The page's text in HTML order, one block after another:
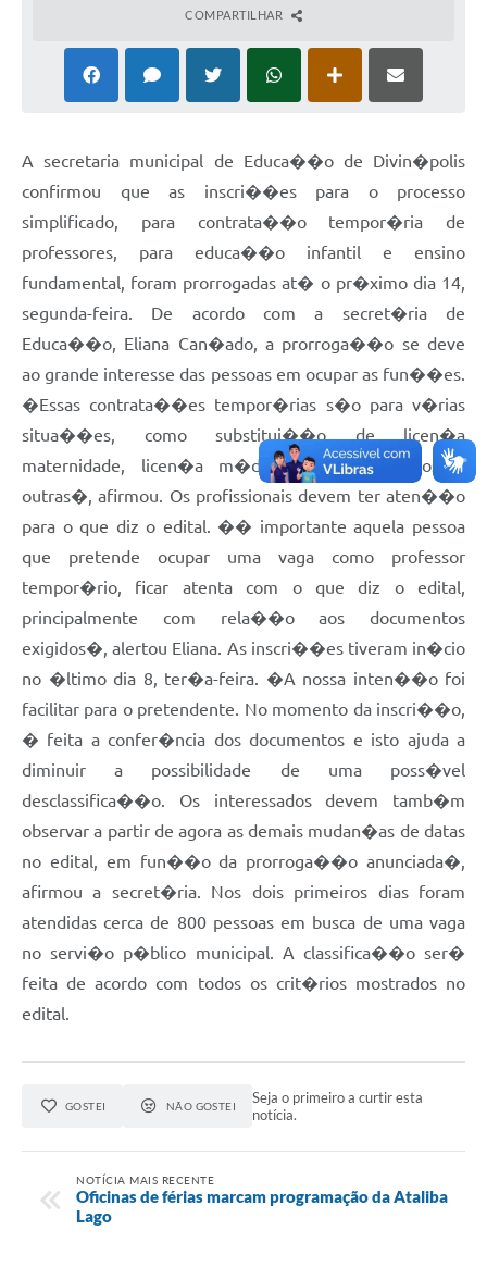
COMPARTILHAR
A secretaria municipal de Educa��o de Divin�polis
confirmou que as inscri��es para o processo
simplificado, para contrata��o tempor�ria de
professores, para educa��o infantil e ensino
fundamental, foram prorrogadas at� o pr�ximo dia 14,
segunda-feira. De acordo com a secret�ria de
Educa��o, Eliana Can�ado, a prorroga��o se deve
ao grande interesse das pessoas em ocupar as fun��es.
�Essas contrata��es tempor�rias s�o para v�rias
situa��es, como substitui��o de licen�a
maternidade, licen�a m�dica, f�rias pr�mios e
outras�, afirmou. Os profissionais devem ter aten��o
para o que diz o edital. �� importante aquela pessoa
que pretende ocupar uma vaga como professor
tempor�rio, ficar atenta com o que diz o edital,
principalmente com rela��o aos documentos
exigidos�, alertou Eliana. As inscri��es tiveram in�cio
no �ltimo dia 8, ter�a-feira. �A nossa inten��o foi
facilitar para o pretendente. No momento da inscri��o,
� feita a confer�ncia dos documentos e isto ajuda a
diminuir a possibilidade de uma poss�vel
desclassifica��o. Os interessados devem tamb�m
observar a partir de agora as demais mudan�as de datas
no edital, em fun��o da prorroga��o anunciada�,
afirmou a secret�ria. Nos dois primeiros dias foram
atendidas cerca de 800 pessoas em busca de uma vaga
no servi�o p�blico municipal. A classifica��o ser�
feita de acordo com todos os crit�rios mostrados no
edital.
GOSTEI NÃO GOSTEI
Seja o primeiro a curtir esta
notícia.
NOTÍCIA MAIS RECENTE
Oficinas de férias marcam programação da Ataliba
Lago